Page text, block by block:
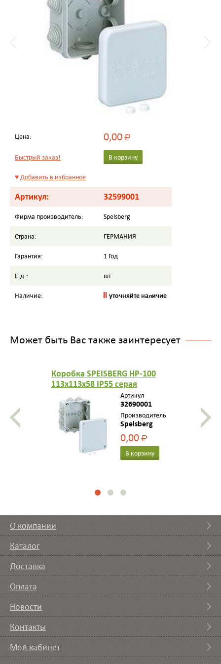
Цена: 0,00Р
Быстрый заказ! В корзину
♥Добавить в избранное
Артикул: 32599001
Фирма производитель: Spelsberg
Страна: ГЕРМАНИЯ
Гарантия: 1 Год
Е.д.: шт
Наличие: уточняйте наличие
Может быть Вас также заинтересует
Коробка SPEISBERG HP-100
113х113х58 IP55 серая
Артикул
32690001
Производитель
Spelsberg
0,00Р
В корзину
О компании
Каталог
Доставка
Оплата
Новости
Контакты
Мой кабинет